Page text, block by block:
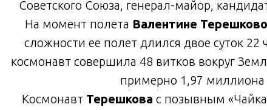
Советского Союза, генерал-майор,
На момент полета Валентине
сложности ее полет длился двое суток 22
космонавт совершила 48 витков вокруг
примерно 1,97 миллиона
Космонавт Терешкова с позывным